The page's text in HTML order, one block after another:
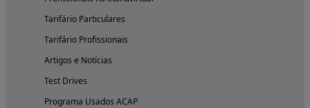
Tarifário Particulares
Tarifário Profissionais
Artigos e Notícias
Test Drives
Programa Usados ACAP